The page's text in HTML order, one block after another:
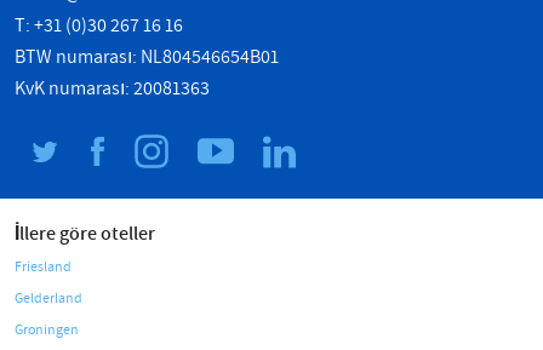
T: +31 (0)30 267 16 16
BTW numarası: NL804546654B01
KvK numarası: 20081363
İllere göre oteller
Friesland
Gelderland
Groningen